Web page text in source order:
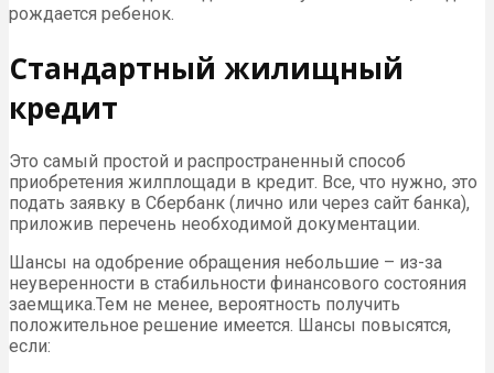
рождается ребенок.
Стандартный жилищный
кредит
Это самый простой и распространенный способ
приобретения жилплощади в кредит. Все, что нужно, это
подать заявку в Сбербанк (лично или через сайт банка),
приложив перечень необходимой документации.
Шансы на одобрение обращения небольшие – из-за
неуверенности в стабильности финансового состояния
заемщика.Тем не менее, вероятность получить
положительное решение имеется. Шансы повысятся,
если: